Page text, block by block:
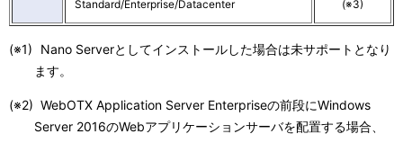
Standard/Enterprise/Datacenter
(※3)
(※1)
Nano Serverとしてインストールした場合は未サポートとなり
ます。
(※2) WebOTX Application Server Enterpriseの前段にWindows
Server 2016のWebアプリケーションサーバを配置する場合、